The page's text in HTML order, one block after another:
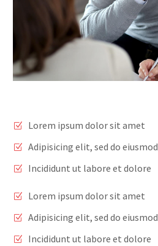
Lorem ipsum dolor sit amet
Adipisicing elit, sed do eiusmod
Incididunt ut labore et dolore
Lorem ipsum dolor sit amet
Adipisicing elit, sed do eiusmod
Incididunt ut labore et dolore